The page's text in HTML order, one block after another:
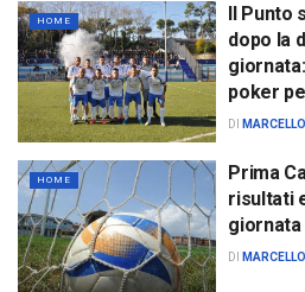
HOME
Il Punto
dopo la
poker
DI
HOME
Prima
risultati
giornata
DI